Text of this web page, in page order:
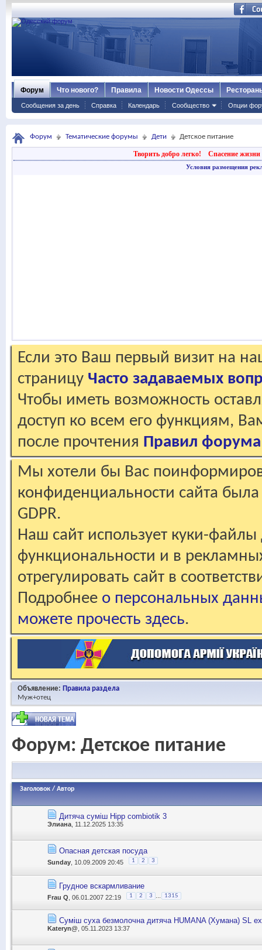
Форум
Сообщения за день Справка Календарь Сообщество Опции
Что нового? Правила Новости Одессы
Форум Тематические форумы Дети Детское питание
Творить добро легко! Спасение жизни
Условия размещения
Если это Ваш первый визит на
страницу Часто задаваемых
Чтобы иметь возможность
доступ ко всем его функциям,
после прочтения Правил форума
Мы хотели бы Вас
конфиденциальности сайта
GDPR.
Наш сайт использует куки-файлы
функциональности и в
отрегулировать сайт в
Подробнее о персональных
можете прочесть здесь.
Объявление: Правила раздела
Муж+отец
Форум: Детское питание
Заголовок / Автор
Дитяча суміш Hipp combiotik 3
Элиана , 11.12.2025 13:35
Опасная детская посуда
Sunday , 10.09.2009 20:45 1 2 3
Грудное вскармливание
Frau Q , 06.01.2007 22:19 1 2 3 1315
Суміш суха безмолочна дитяча HUMANA (Хумана) SL
Kateryn@, 05.11.2023 13:37